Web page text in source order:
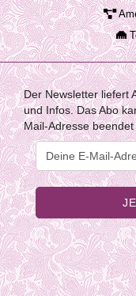
Der Newsletter liefert
und Infos. Das Abo
Mail-Adresse